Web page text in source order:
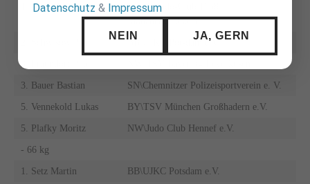
1. Bizon Marcel
NW\1. Judo-Club 1958
Mönchengladbach
BB\UJKC Potsdam e.V.
3. Fraundorf Peter
3. Bauer Bastian SN\Chemnitzer Polizeisportverein e. V.
5. Vennekold Lukas BY\TSV München Großhadern e.V.
5. Plafky Moritz NW\Judo Club Hennef e.V.
- 66 kg
1. Setz Martin BB\UJKC Potsdam e.V.
Datenschutz & Impressum
NEIN JA, GERN